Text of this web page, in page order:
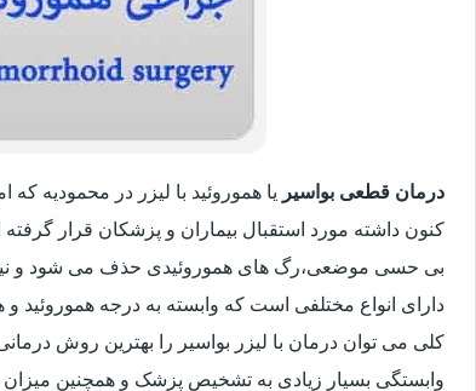
درمان قطعی بواسیر یا هموروئید با لیزر در محمودیه
کنون داشته مورد استقبال بیماران و پزشکان قرار
بی حسی موضعی،رگ های هموروئیدی حذف می شود و
دارای انواع مختلفی است که وابسته به درجه
کلی می توان درمان با لیزر بواسیر را بهترین روش
وابستگی بسیار زیادی به تشخیص پزشک و همچنین میزان